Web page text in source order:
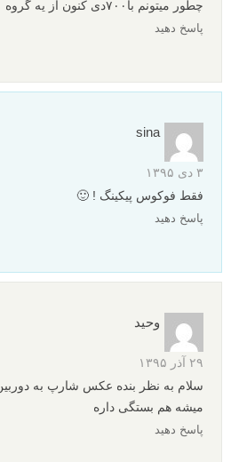
چطور میتونم با۷۰۰دی کنون از یه گروه ۳۰ نفره عکس واضح بگیرم؟
پاسخ دهید
sina
۳ دی ۱۳۹۵
فقط فوکوس پیکینگ ! 🙂
پاسخ دهید
وحید
۲۹ آذر ۱۳۹۵
سلام به نظر بنده عکس شارپ به
میشه هم بستگی داره
پاسخ دهید